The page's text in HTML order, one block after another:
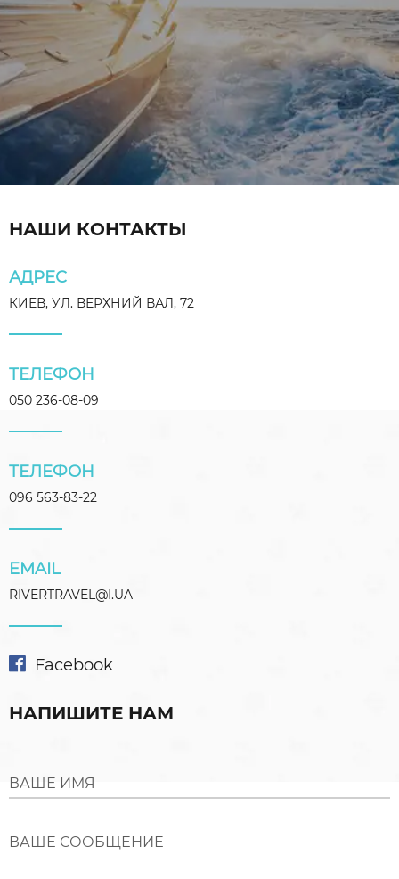
НАШИ КОНТАКТЫ
АДРЕС
КИЕВ, УЛ. ВЕРХНИЙ ВАЛ, 72
ТЕЛЕФОН
050 236-08-09
ТЕЛЕФОН
096 563-83-22
EMAIL
RIVERTRAVEL@I.UA
Facebook
НАПИШИТЕ НАМ
ВАШЕ ИМЯ
ВАШЕ СООБЩЕНИЕ